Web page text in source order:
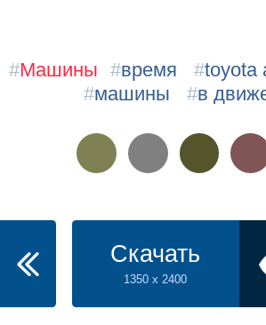
#Машины #время #toyota
#машины #в
Скачать
1350 x 2400